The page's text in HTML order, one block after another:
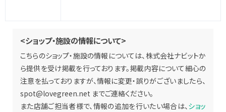
<ショップ・施設の情報について>
こちらのショップ・施設の情報については、株式会社ナビットか
ら提供を受け掲載を行っております。掲載内容について細心の
注意を払っておりますが、情報に変更・誤りがございましたら、
spot@lovegreen.net までご連絡ください。
また店舗ご担当者様で、情報の追加を行いたい場合は、ショッ